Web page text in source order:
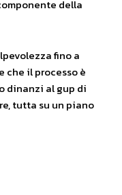
della
fino a
che il processo è
dinanzi al gup di
tutta su un piano